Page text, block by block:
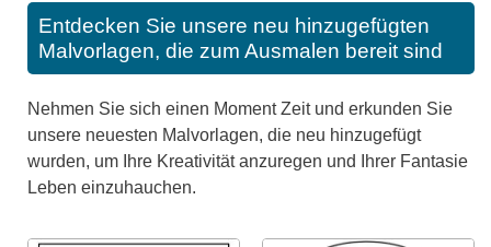
Entdecken Sie unsere neu hinzugefügten
Malvorlagen, die zum Ausmalen bereit sind
Nehmen Sie sich einen Moment Zeit und erkunden Sie
unsere neuesten Malvorlagen, die neu hinzugefügt
wurden, um Ihre Kreativität anzuregen und Ihrer Fantasie
Leben einzuhauchen.